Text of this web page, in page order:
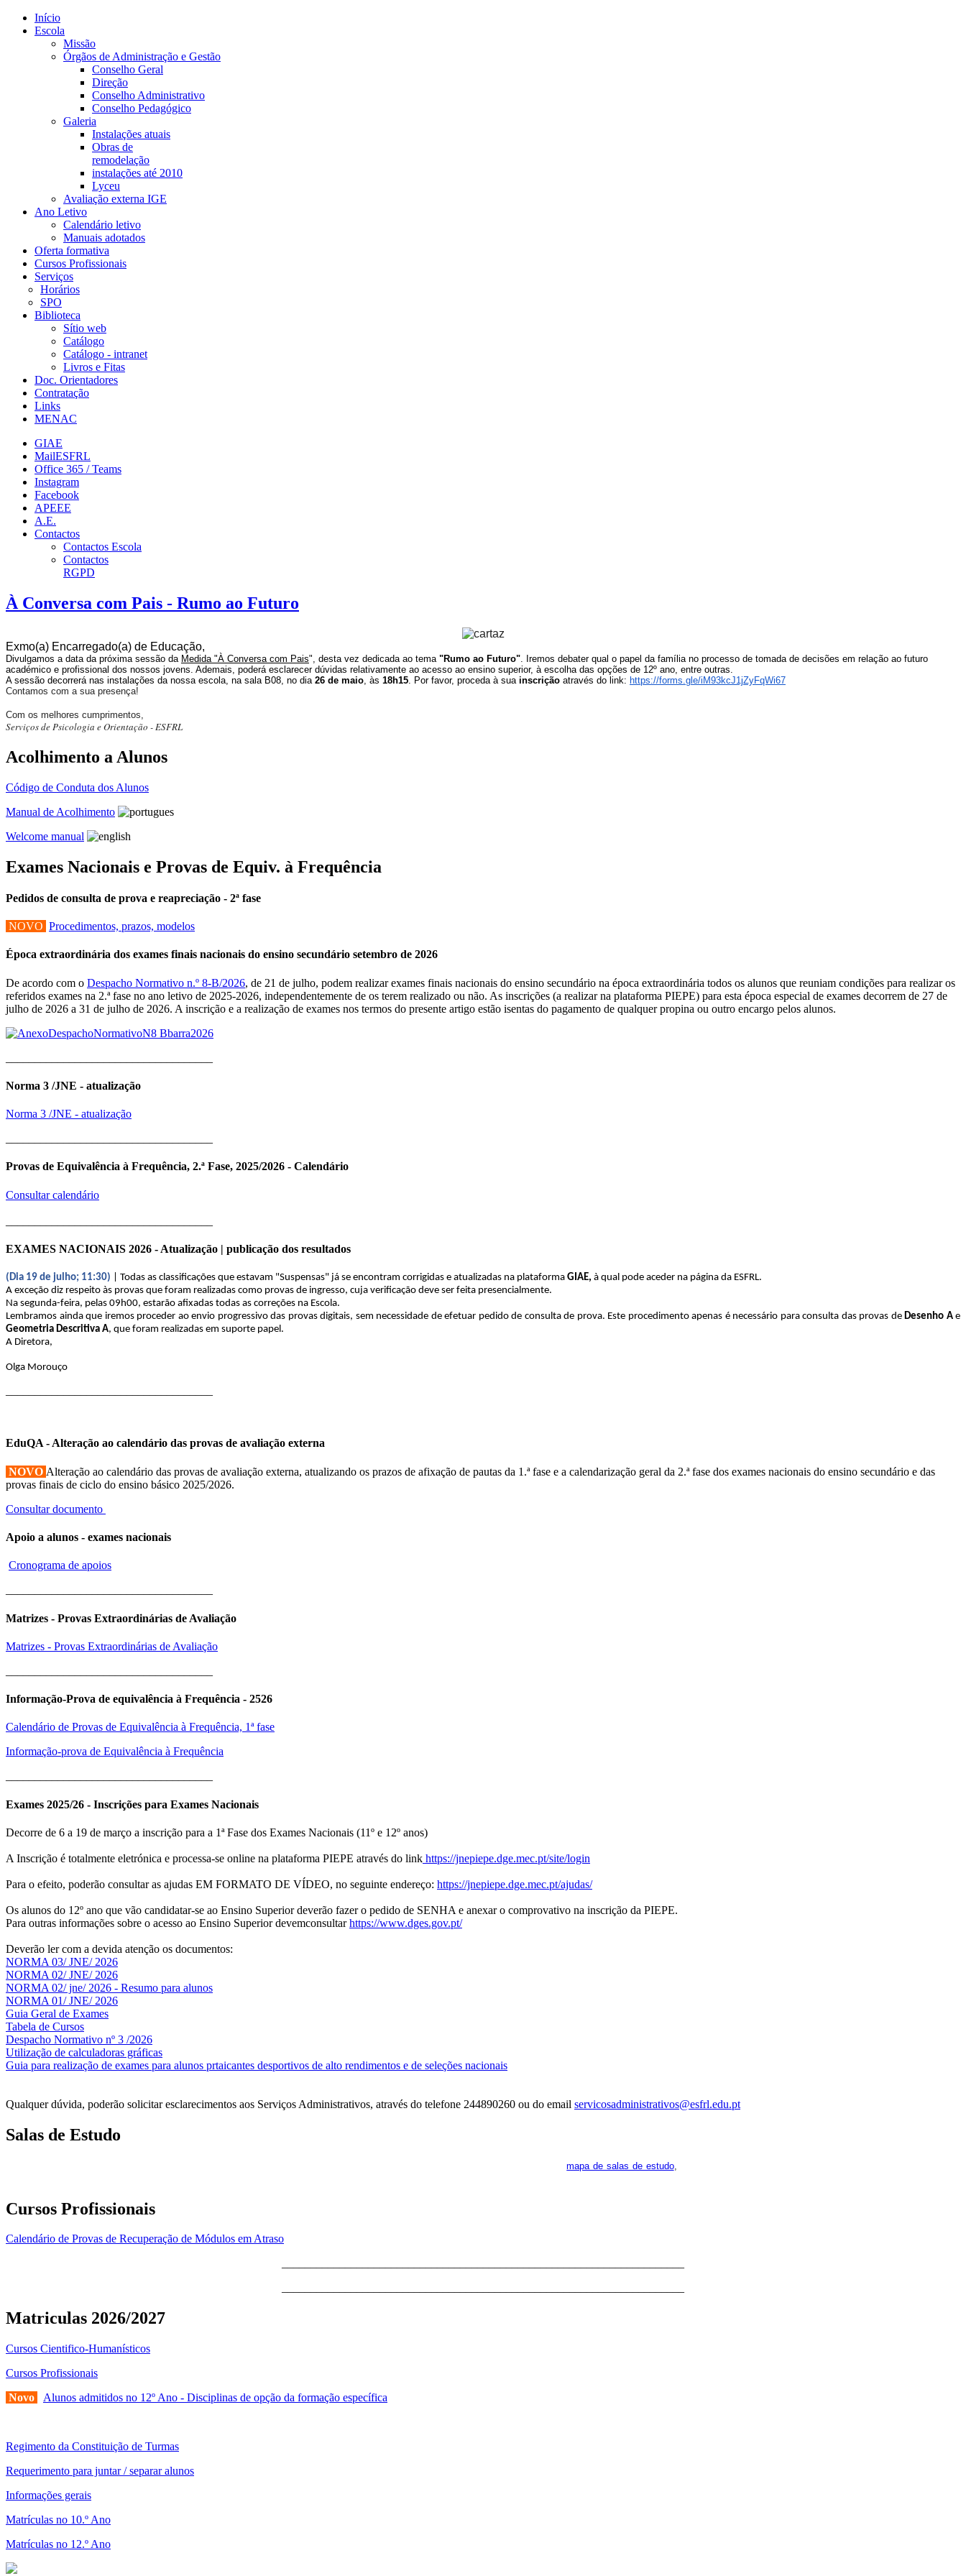
Início
Escola
Missão
Órgãos de Administração e Gestão
Conselho Geral
Direção
Conselho Administrativo
Conselho Pedagógico
Galeria
Instalações atuais
Obras de
remodelação
instalações até 2010
Lyceu
Avaliação externa IGE
Ano Letivo
Calendário letivo
Manuais adotados
Oferta formativa
Cursos Profissionais
Serviços
Horários
SPO
Biblioteca
Sítio web
Catálogo
Catálogo - intranet
Livros e Fitas
Doc. Orientadores
Contratação
Links
MENAC
GIAE
MailESFRL
Office 365 / Teams
Instagram
Facebook
APEEE
A.E.
Contactos
Contactos Escola
Contactos
RGPD
À Conversa com Pais - Rumo ao Futuro
Exmo(a) Encarregado(a) de Educação,
Divulgamos a data da próxima sessão da Medida "À Conversa com Pais", desta vez dedicada ao tema "Rumo ao Futuro" Iremos debater qual o papel da família no processo de tomada de decisões em relação ao futuro
académico e profissional dos nossos jovens. Ademais, poderá esclarecer dúvidas relativamente ao acesso ao ensino superior, à escolha das opções de 12º ano, entre outras.
A sessão decorrerá nas instalações da nossa escola, na sala B08, no dia 26 de maio , às 18h15 Por favor, proceda à sua inscrição através do link: https://forms.gle/iM93kcJ1jZyFqWi67
Contamos com a sua presença!
Com os melhores cumprimentos,
Serviços de Psicologia e Orientação - ESFRL
Acolhimento a Alunos
Código de Conduta dos Alunos
Manual de Acolhimento
Welcome manual
Exames Nacionais e Provas de Equiv. à Frequência
Pedidos de consulta de prova e reapreciação - 2ª fase
NOVO Procedimentos, prazos, modelos
Época extraordinária dos exames finais nacionais do ensino secundário setembro de 2026
De acordo com o Despacho Normativo n.º 8-B/2026, de 21 de julho, podem realizar exames finais nacionais do ensino secundário na época extraordinária todos os alunos que reuniam condições para realizar os
referidos exames na 2.ª fase no ano letivo de 2025-2026, independentemente de os terem realizado ou não. As inscrições (a realizar na plataforma PIEPE) para esta época especial de exames decorrem de 27 de
julho de 2026 a 31 de julho de 2026. A inscrição e a realização de exames nos termos do presente artigo estão isentas do pagamento de qualquer propina ou outro encargo pelos alunos.
Norma 3 /JNE - atualização
Norma 3 /JNE - atualização
Provas de Equivalência à Frequência, 2.ª Fase, 2025/2026 - Calendário
Consultar calendário
EXAMES NACIONAIS 2026 - Atualização | publicação dos resultados
(Dia 19 de julho; 11:30) | Todas as classificações que estavam "Suspensas" já se encontram corrigidas e atualizadas na plataforma GIAE, à qual pode aceder na página da ESFRL.
A exceção diz respeito às provas que foram realizadas como provas de ingresso, cuja verificação deve ser feita presencialmente.
Na segunda-feira, pelas 09h00, estarão afixadas todas as correções na Escola.
Lembramos ainda que iremos proceder ao envio progressivo das provas digitais, sem necessidade de efetuar pedido de consulta de prova. Este procedimento apenas é necessário para consulta das provas de Desenho Ae
Geometria Descritiva A, que foram realizadas em suporte papel.
A Diretora,
Olga Morouço
EduQA - Alteração ao calendário das provas de avaliação externa
NOVO Alteração ao calendário das provas de avaliação externa, atualizando os prazos de afixação de pautas da 1.ª fase e a calendarização geral da 2.ª fase dos exames nacionais do ensino secundário e das
provas finais de ciclo do ensino básico 2025/2026.
Consultar documento
Apoio a alunos - exames nacionais
Cronograma de apoios
Matrizes - Provas Extraordinárias de Avaliação
Matrizes - Provas Extraordinárias de Avaliação
Informação-Prova de equivalência à Frequência - 2526
Calendário de Provas de Equivalência à Frequência, 1ª fase
Informação-prova de Equivalência à Frequência
Exames 2025/26 - Inscrições para Exames Nacionais
Decorre de 6 a 19 de março a inscrição para a 1ª Fase dos Exames Nacionais (11º e 12º anos)
A Inscrição é totalmente eletrónica e processa-se online na plataforma PIEPE através do link https://jnepiepe.dge.mec.pt/site/login
Para o efeito, poderão consultar as ajudas EM FORMATO DE VÍDEO, no seguinte endereço: https://jnepiepe.dge.mec.pt/ajudas/
Os alunos do 12º ano que vão candidatar-se ao Ensino Superior deverão fazer o pedido de SENHA e anexar o comprovativo na inscrição da PIEPE.
Para outras informações sobre o acesso ao Ensino Superior devemconsultarhttps://www.dges.gov.pt/
Deverão ler com a devida atenção os documentos:
NORMA 03/ JNE/ 2026
NORMA 02/ JNE/ 2026
NORMA 02/ jne/ 2026 - Resumo para alunos
NORMA 01/ JNE/ 2026
Guia Geral de Exames
Tabela de Cursos
Despacho Normativo nº 3 /2026
Utilização de calculadoras gráficas
Guia para realização de exames para alunos prtaicantes desportivos de alto rendimentos e de seleções nacionais
Qualquer dúvida, poderão solicitar esclarecimentos aos Serviços Administrativos, através do telefone 244890260 ou do email servicosadministrativos@esfrl.edu.pt
Salas de Estudo
mapa de salas de estudo,
Cursos Profissionais
Calendário de Provas de Recuperação de Módulos em Atraso
Matriculas 2026/2027
Cursos Cientifico-Humanísticos
Cursos Profissionais
Novo
Alunos admitidos no 12º Ano - Disciplinas de opção da formação específica
Regimento da Constituição de Turmas
Requerimento para juntar / separar alunos
Informações gerais
Matrículas no 10.º Ano
Matrículas no 12.º Ano